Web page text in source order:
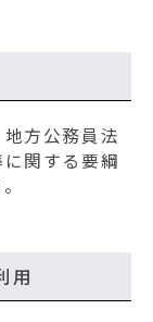
方公務員法
関する要綱
用